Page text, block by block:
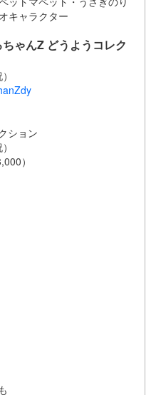
キャラクター
ゃんZ どうようコレク
ション
）